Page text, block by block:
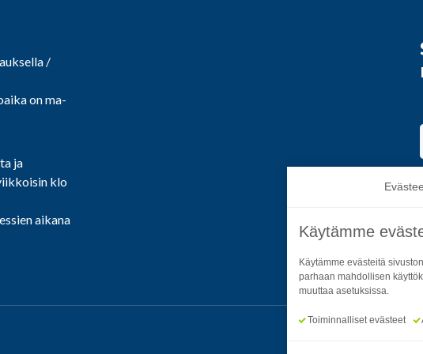
Käytämme
Käytämme evästeitä
parhaan mahdollisen
muuttaa asetuksissa.
Toiminnalliset evästeet
/
on ma-
ja
klo
aikana